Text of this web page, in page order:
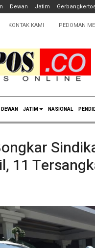
Dewan Jatim
KONTAK KAMI PEDOMAN
DEWAN JATIM NASIONAL
11